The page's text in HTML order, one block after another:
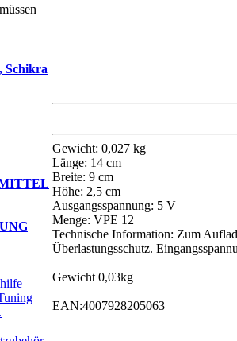
Schikra
Gewicht: 0,027 kg
Länge: 14 cm
Breite: 9 cm
Höhe: 2,5 cm
Ausgangsspannung: 5 V
Menge: VPE 12
Technische Information: Zum
Überlastungsschutz.
Gewicht 0,03kg
EAN:4007928205063